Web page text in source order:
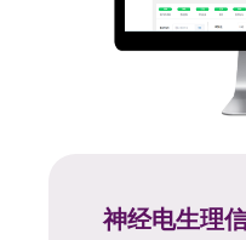
神经电生理